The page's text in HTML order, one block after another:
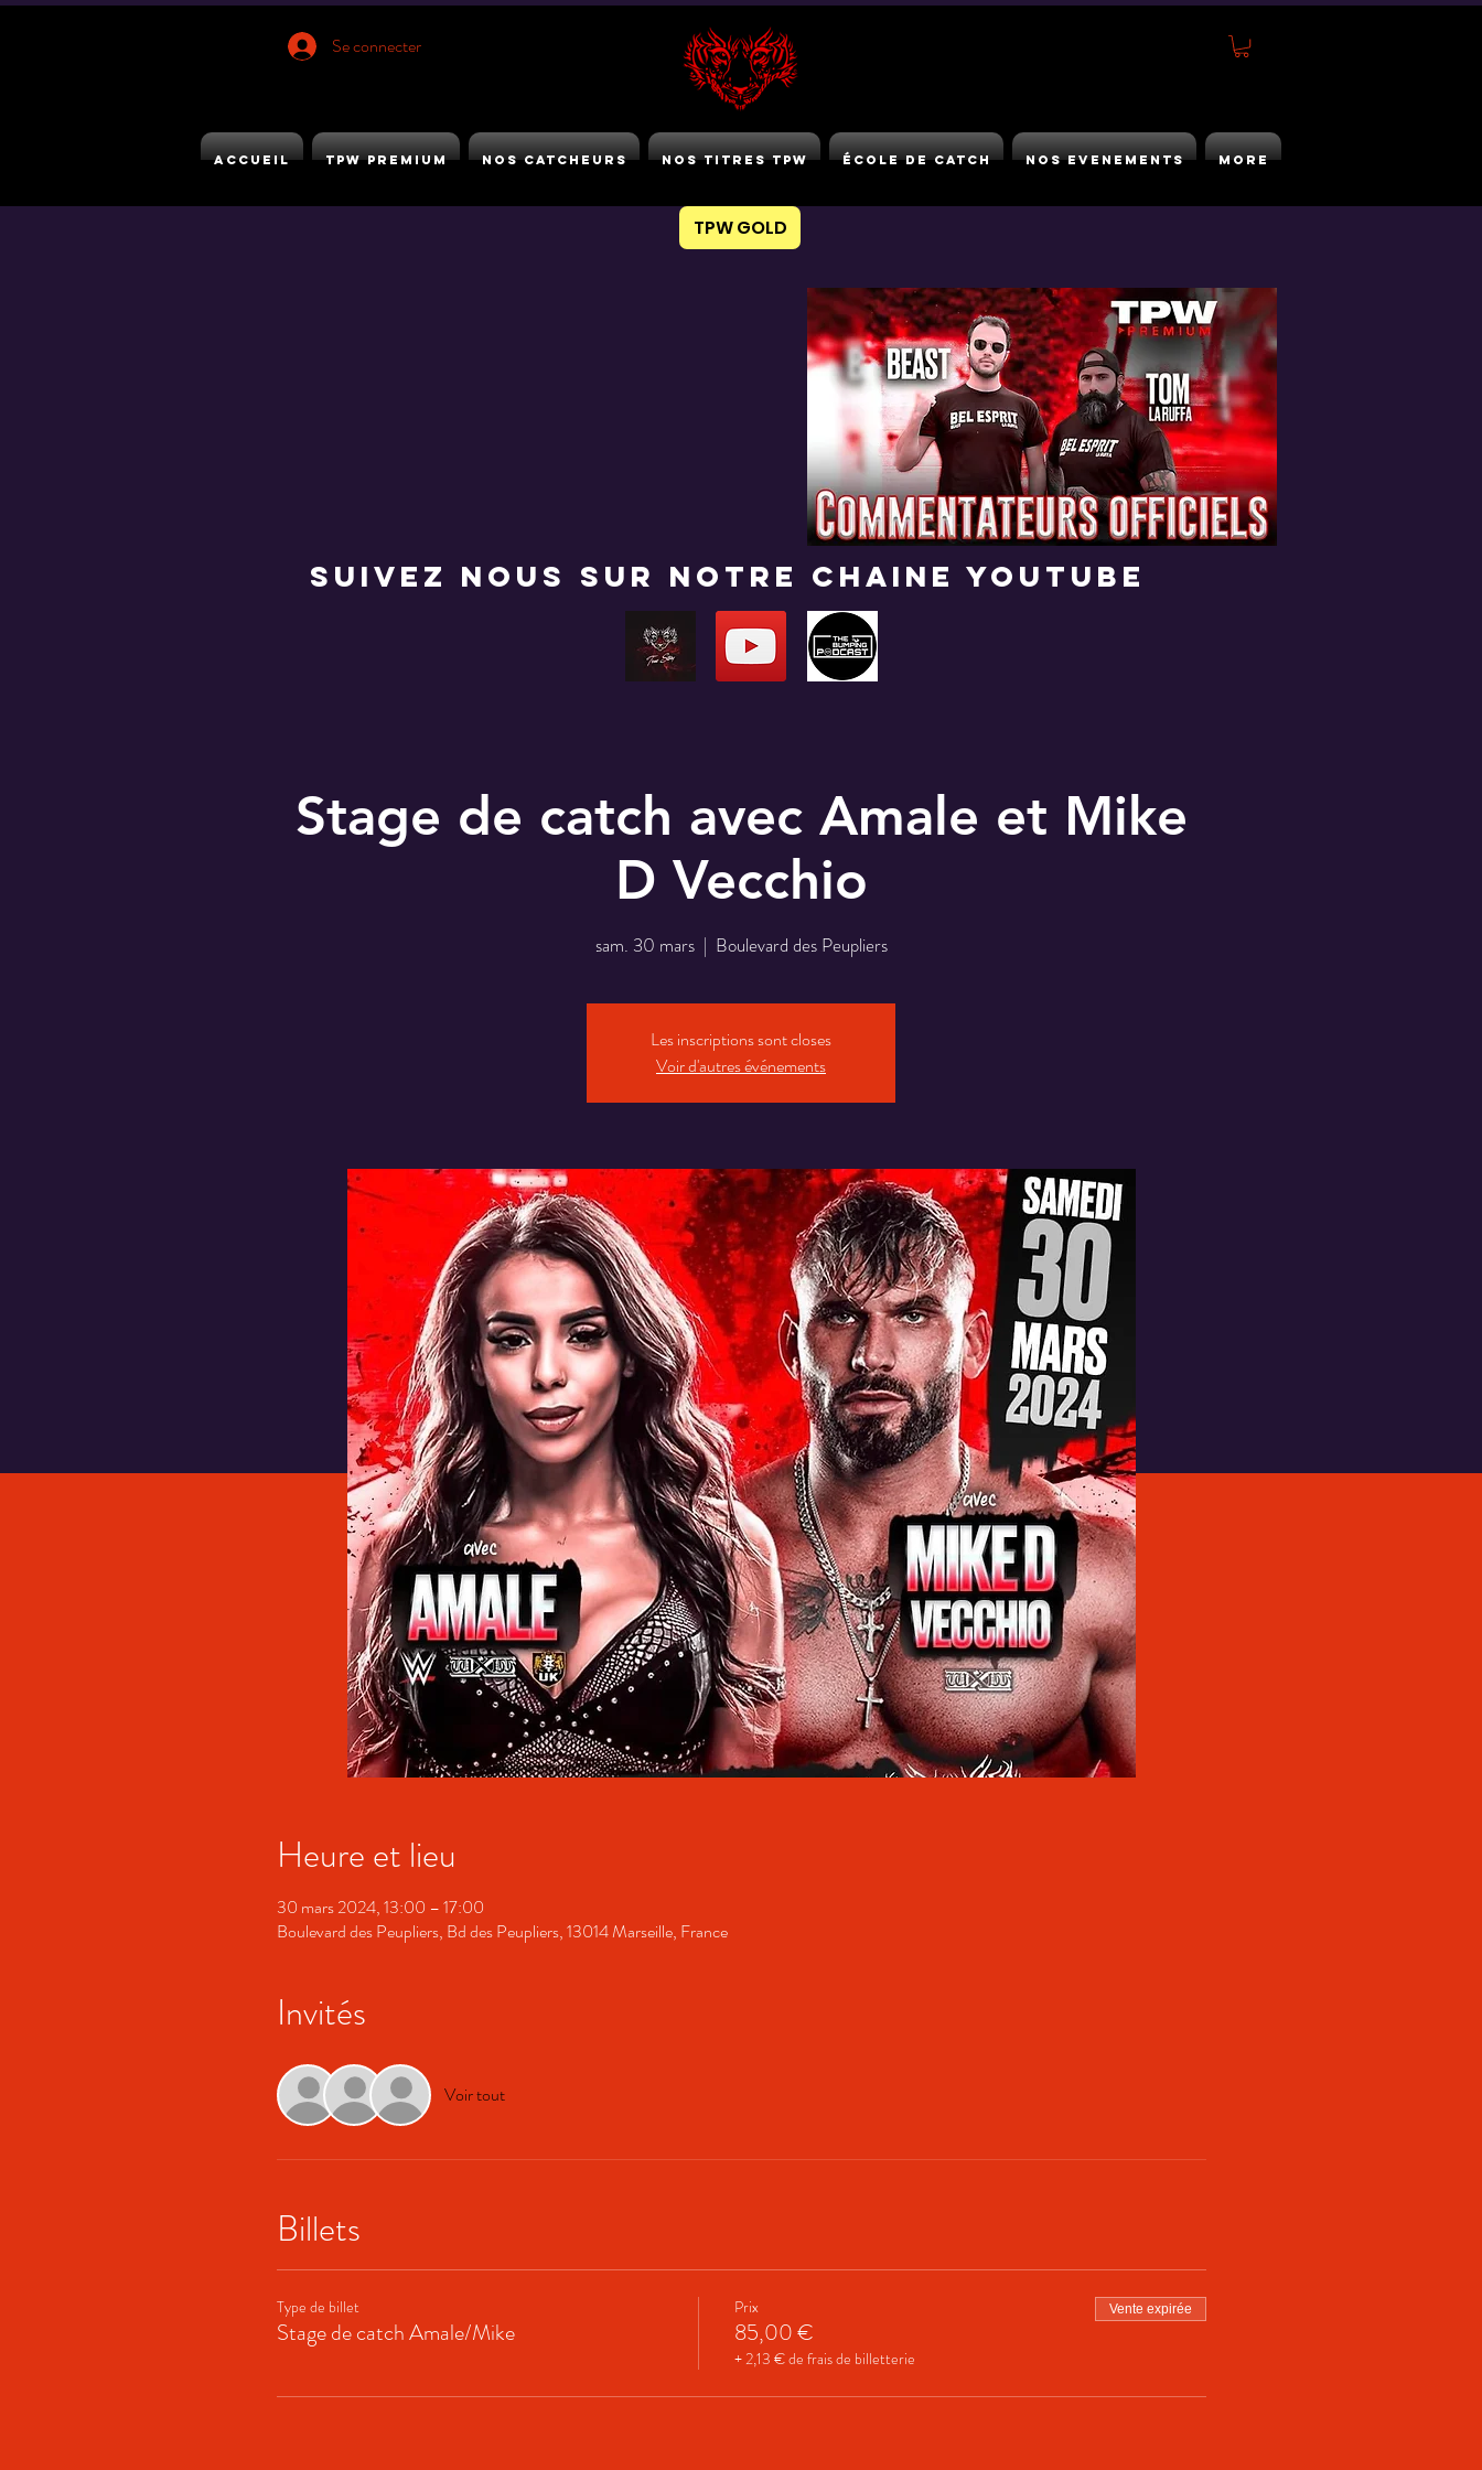
Se connecter
ACCUEIL TPW PREMIUM Nos Catcheurs Nos Titres TPW École de Catch Nos Evenements More
TPW GOLD
suivez nous sur notre chaine youtube
Stage de catch avec Amale et Mike
D Vecchio
sam. 30 mars
  |
Boulevard des Peupliers
Les inscriptions sont closes
Voir d'autres événements
Heure et lieu
30 mars 2024, 13:00 – 17:00
Boulevard des Peupliers, Bd des Peupliers, 13014 Marseille, France
Invités
Voir tout
Billets
Type de billet
Stage de catch Amale/Mike
Prix
85,00 €
+ 2,13 € de frais de billetterie
Vente expirée